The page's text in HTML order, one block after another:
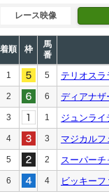
レース映像
着順 枠
馬
番
1 5 テリオスラ
2 6 ディアナザ
3 1 ジュンライ
4 3 マジカルフ
5 2 スーパーチ
6 4 ビッキーフ